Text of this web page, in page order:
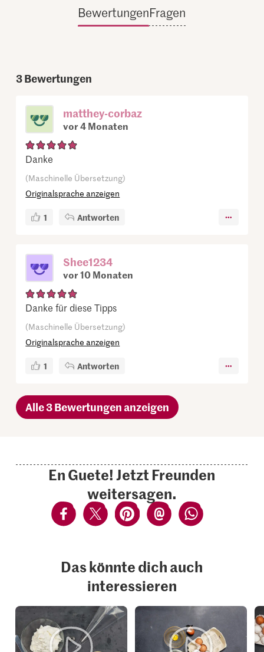
BewertungenFragen
3Bewertungen
matthey-corbaz
vor 4 Monaten
Danke
(Maschinelle Übersetzung)
Originalsprache anzeigen
1 Antworten
Shee1234
vor 10 Monaten
Danke für diese Tipps
(Maschinelle Übersetzung)
Originalsprache anzeigen
1 Antworten
Alle 3 Bewertungen anzeigen
En Guete! Jetzt Freunden
weitersagen.
Das könnte dich auch
interessieren